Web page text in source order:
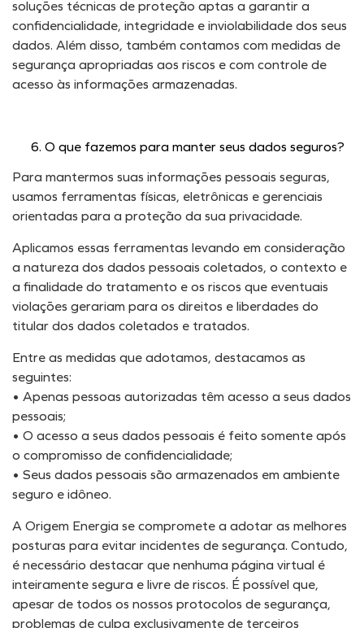
soluções técnicas de proteção aptas a garantir a
confidencialidade, integridade e inviolabilidade dos seus
dados. Além disso, também contamos com medidas de
segurança apropriadas aos riscos e com controle de
acesso às informações armazenadas.
O que fazemos para manter seus dados seguros?
Para mantermos suas informações pessoais seguras,
usamos ferramentas físicas, eletrônicas e gerenciais
orientadas para a proteção da sua privacidade.
Aplicamos essas ferramentas levando em consideração
a natureza dos dados pessoais coletados, o contexto e
a finalidade do tratamento e os riscos que eventuais
violações gerariam para os direitos e liberdades do
titular dos dados coletados e tratados.
Entre as medidas que adotamos, destacamos as
seguintes:
• Apenas pessoas autorizadas têm acesso a seus dados
pessoais;
• O acesso a seus dados pessoais é feito somente após
o compromisso de confidencialidade;
• Seus dados pessoais são armazenados em ambiente
seguro e idôneo.
A Origem Energia se compromete a adotar as melhores
posturas para evitar incidentes de segurança. Contudo,
é necessário destacar que nenhuma página virtual é
inteiramente segura e livre de riscos. É possível que,
apesar de todos os nossos protocolos de segurança,
problemas de culpa exclusivamente de terceiros